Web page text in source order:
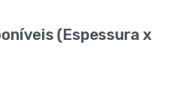
(Espessura x